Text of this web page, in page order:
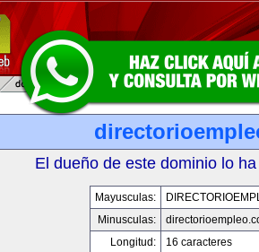
El dueño de este dominio lo
Mayusculas:
Minusculas:
Longitud:
16 caracteres